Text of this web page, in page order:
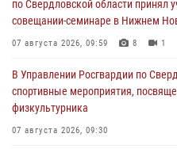
по Свердловской области принял
совещании-семинаре в Нижнем
07 августа 2026, 09:59 8 1
В Управлении Росгвардии по
спортивные мероприятия,
физкультурника
07 августа 2026, 09:30